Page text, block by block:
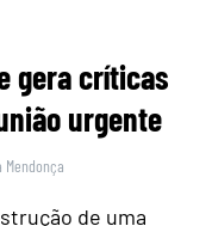
gera críticas
urgente
Mendonça
de uma